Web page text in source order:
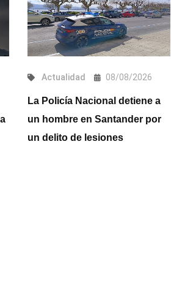
Actualidad 08/08/2026
La Policía Nacional detiene a
un hombre en Santander por
un delito de lesiones